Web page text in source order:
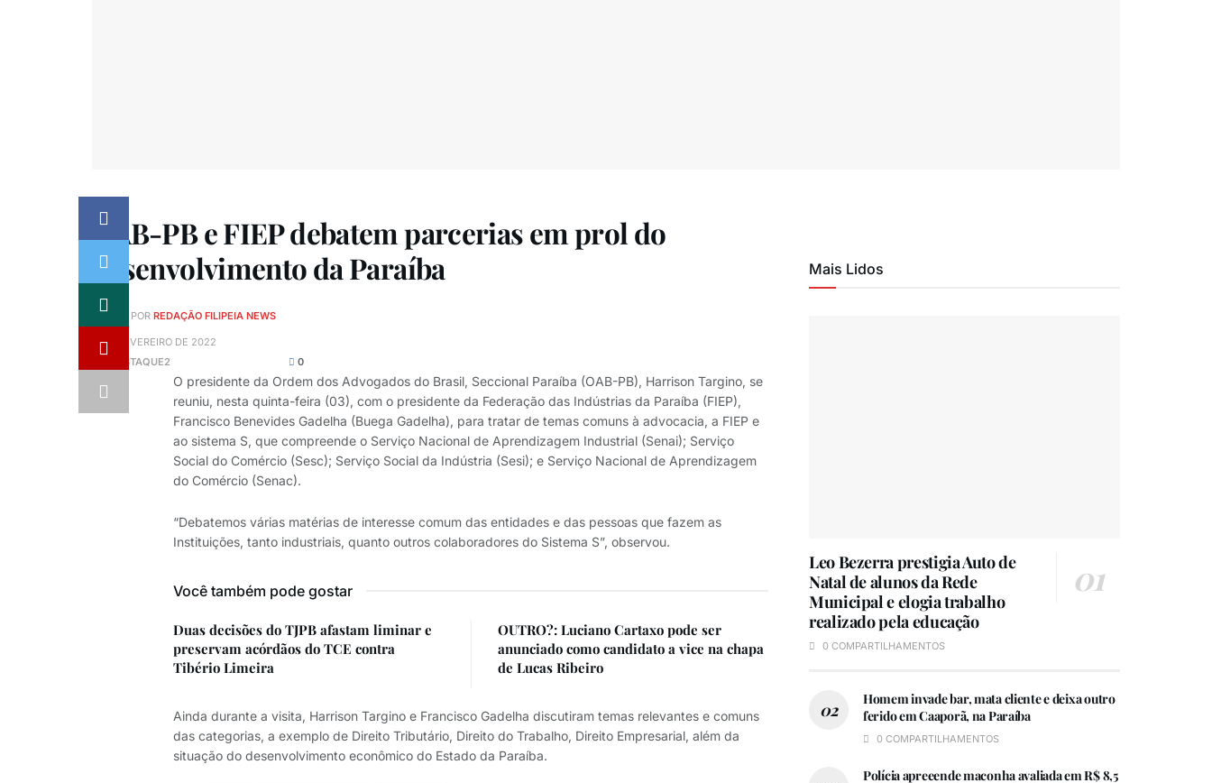
OAB-PB e FIEP debatem parcerias em prol do
desenvolvimento da Paraíba
POR REDAÇÃO FILIPEIA NEWS
3 DE FEVEREIRO DE 2022
DESTAQUE2 0
O presidente da Ordem dos Advogados do Brasil, Seccional Paraíba (OAB-PB), Harrison Targino, se
reuniu, nesta quinta-feira (03), com o presidente da Federação das Indústrias da Paraíba (FIEP),
Francisco Benevides Gadelha (Buega Gadelha), para tratar de temas comuns à advocacia, a FIEP e
ao sistema S, que compreende o Serviço Nacional de Aprendizagem Industrial (Senai); Serviço
Social do Comércio (Sesc); Serviço Social da Indústria (Sesi); e Serviço Nacional de Aprendizagem
do Comércio (Senac).
“Debatemos várias matérias de interesse comum das entidades e das pessoas que fazem as
Instituições, tanto industriais, quanto outros colaboradores do Sistema S”, observou.
Você também pode gostar
Duas decisões do TJPB afastam liminar e
preservam acórdãos do TCE contra
Tibério Limeira
OUTRO?: Luciano Cartaxo pode ser
anunciado como candidato a vice na chapa
de Lucas Ribeiro
Ainda durante a visita, Harrison Targino e Francisco Gadelha discutiram temas relevantes e comuns
das categorias, a exemplo de Direito Tributário, Direito do Trabalho, Direito Empresarial, além da
situação do desenvolvimento econômico do Estado da Paraíba.
Mais Lidos
Leo Bezerra prestigia Auto de
Natal de alunos da Rede
Municipal e elogia trabalho
realizado pela educação
0 COMPARTILHAMENTOS
Homem invade bar, mata cliente e deixa outro
ferido em Caaporã, na Paraíba
0 COMPARTILHAMENTOS
Polícia apreeende maconha avaliada em R$ 8,5